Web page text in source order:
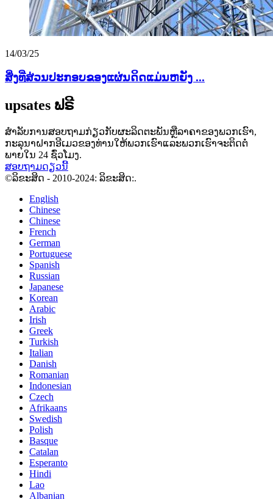
14/03/25
ສິ່ງທີ່ສ່ວນປະກອບຂອງແຜ່ນດິດແມ່ນຫຍັງ ...
upsates ຟຣີ
ສໍາລັບການສອບຖາມກ່ຽວກັບຜະລິດຕະພັນຫຼືລາຄາຂອງພວກເຮົາ,
ກະລຸນາຝາກອີເມວຂອງທ່ານໃຫ້ພວກເຮົາແລະພວກເຮົາຈະຕິດຕໍ່
ພາຍໃນ 24 ຊົ່ວໂມງ.
ສອບຖາມດຽວນີ້
©ລິຂະສິດ - 2010-2024: ລິຂະສິດ:.
English
Chinese
Chinese
French
German
Portuguese
Spanish
Russian
Japanese
Korean
Arabic
Irish
Greek
Turkish
Italian
Danish
Romanian
Indonesian
Czech
Afrikaans
Swedish
Polish
Basque
Catalan
Esperanto
Hindi
Lao
Albanian